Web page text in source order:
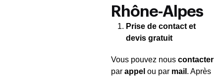
Rhône-Alpes
Prise de contact et
devis gratuit
Vous pouvez nous contacter
par appel ou par mail . Après